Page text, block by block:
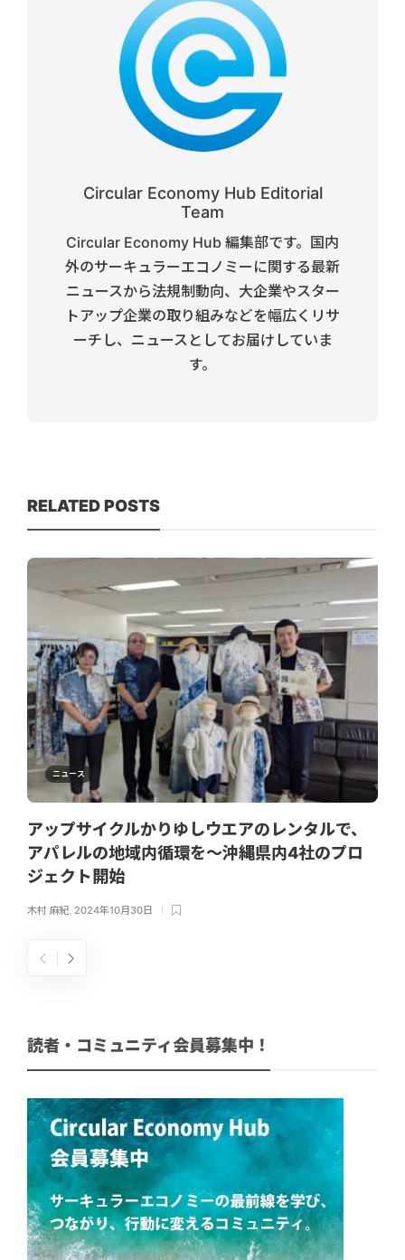
Circular Economy Hub Editorial
Team
Circular Economy Hub 編集部です。国内
外のサーキュラーエコノミーに関する最新
ニュースから法規制動向、大企業やスター
トアップ企業の取り組みなどを幅広くリサ
ーチし、ニュースとしてお届けしていま
す。
RELATED POSTS
ニュース
アップサイクルかりゆしウエアのレンタルで、
アパレルの地域内循環を～沖縄県内4社のプロ
ジェクト開始
木村 麻紀, 2024年10月30日
読者・コミュニティ会員募集中！